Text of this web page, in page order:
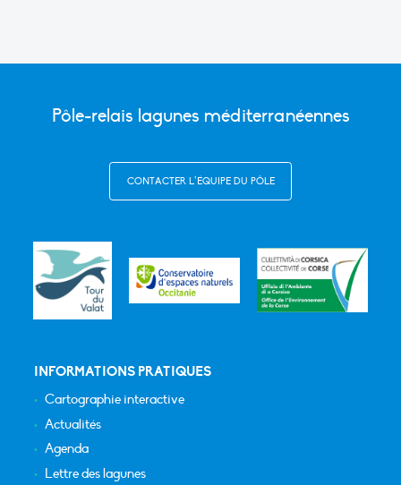
Pôle-relais lagunes méditerranéennes
CONTACTER L’ÉQUIPE DU PÔLE
INFORMATIONS PRATIQUES
Cartographie interactive
Actualités
Agenda
Lettre des lagunes